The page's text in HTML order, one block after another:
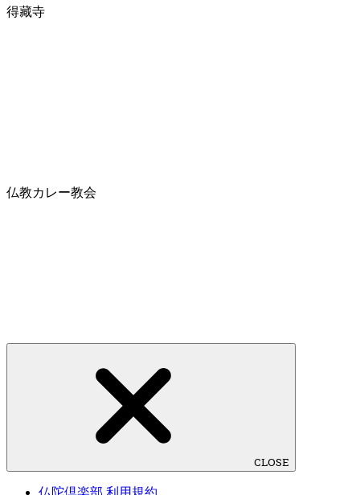
得藏寺
仏教カレー教会
CLOSE
仏陀倶楽部 利用規約